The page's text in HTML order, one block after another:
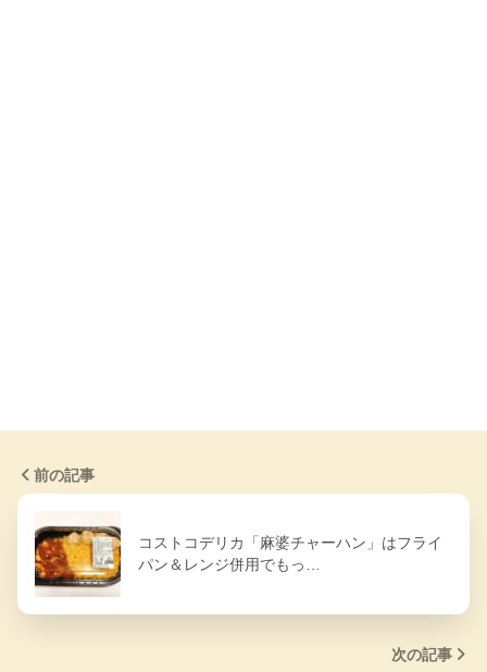
前の記事
コストコデリカ「麻婆チャーハン」はフライ
パン＆レンジ併用でもっ…
次の記事